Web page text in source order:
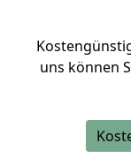
uns können